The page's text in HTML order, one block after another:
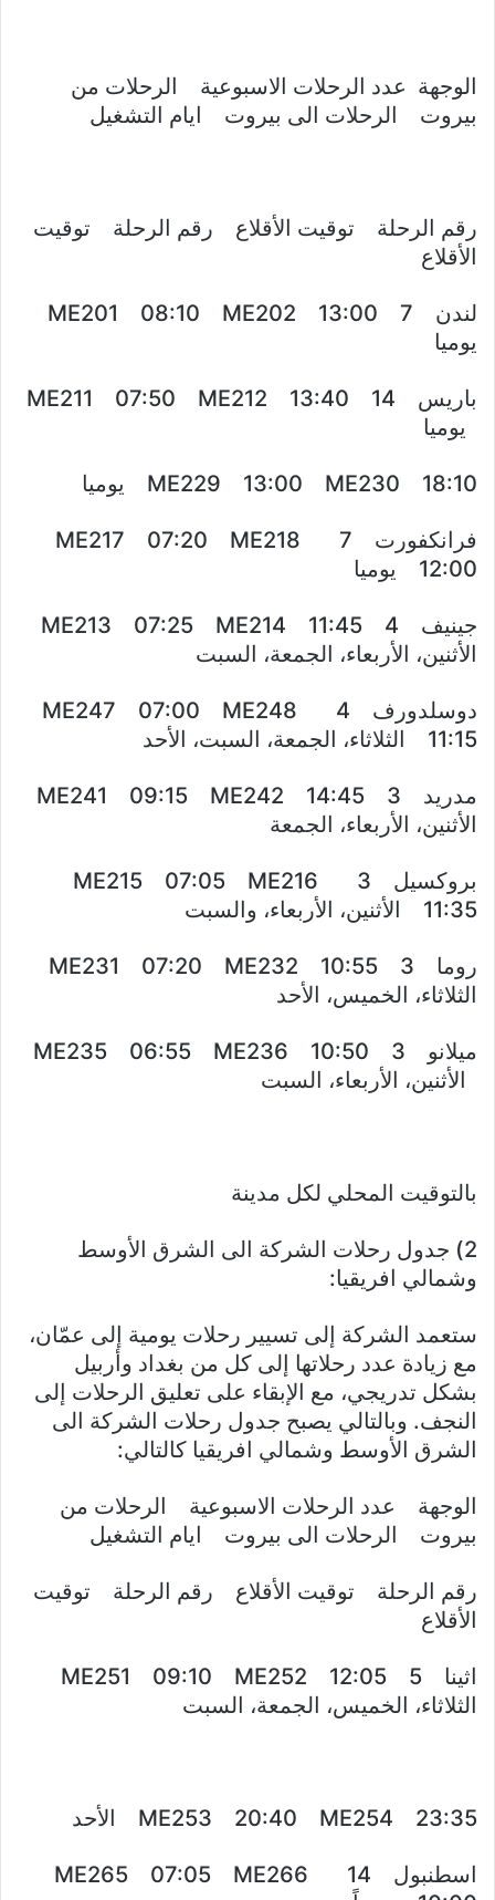
الوجهة عدد الرحلات الاسبوعية الرحلات من
بيروت الرحلات الى بيروت ايام التشغيل
رقم الرحلة توقيت الأقلاع رقم الرحلة توقيت
الأقلاع
يوميا
يوميا
ME229 13:00 ME230 18:10 يوميا
فرانكفورت 7 ME217 07:20 ME218
12:00 يوميا
الأثنين، الأربعاء، الجمعة، السبت
دوسلدورف 4 ME247 07:00 ME248
11:15 الثلاثاء، الجمعة، السبت، الأحد
الأثنين، الأربعاء، الجمعة
بروكسيل 3 ME215 07:05 ME216
11:35 الأثنين، الأربعاء، والسبت
الثلاثاء، الخميس، الأحد
الأثنين، الأربعاء، السبت
بالتوقيت المحلي لكل مدينة
2) جدول رحلات الشركة الى الشرق الأوسط
وشمالي افريقيا:
ستعمد الشركة إلى تسيير رحلات يومية إلى عمّان،
مع زيادة عدد رحلاتها إلى كل من بغداد وأربيل
بشكل تدريجي، مع الإبقاء على تعليق الرحلات إلى
النجف. وبالتالي يصبح جدول رحلات الشركة الى
الشرق الأوسط وشمالي افريقيا كالتالي:
الوجهة عدد الرحلات الاسبوعية الرحلات من
بيروت الرحلات الى بيروت ايام التشغيل
رقم الرحلة توقيت الأقلاع رقم الرحلة توقيت
الأقلاع
الثلاثاء، الخميس، الجمعة، السبت
ME253 20:40 ME254 23:35 الأحد
اسطنبول 14 ME265 07:05 ME266